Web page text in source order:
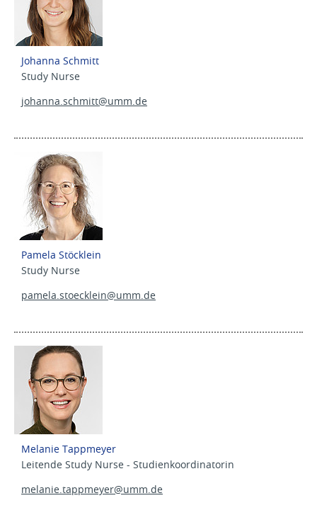
Johanna Schmitt
Study Nurse
johanna.schmitt@umm.de
Pamela Stöcklein
Study Nurse
pamela.stoecklein@umm.de
Melanie Tappmeyer
Leitende Study Nurse - Studienkoordinatorin
melanie.tappmeyer@umm.de